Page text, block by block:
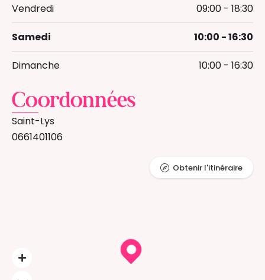
Vendredi 09:00 - 18:30
Samedi 10:00 - 16:30
Dimanche 10:00 - 16:30
Coordonnées
Saint-Lys
0661401106
Obtenir l'itinéraire